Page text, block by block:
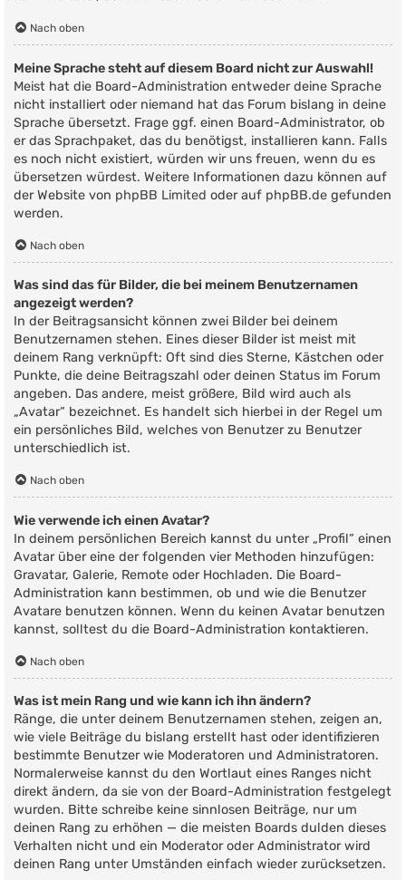
Nach oben
Meine Sprache steht auf diesem Board nicht zur Auswahl!
Meist hat die Board-Administration entweder deine Sprache
nicht installiert oder niemand hat das Forum bislang in deine
Sprache übersetzt. Frage ggf. einen Board-Administrator, ob
er das Sprachpaket, das du benötigst, installieren kann. Falls
es noch nicht existiert, würden wir uns freuen, wenn du es
übersetzen würdest. Weitere Informationen dazu können auf
der Website von phpBB Limited oder auf phpBB.de gefunden
werden.
Nach oben
Was sind das für Bilder, die bei meinem Benutzernamen
angezeigt werden?
In der Beitragsansicht können zwei Bilder bei deinem
Benutzernamen stehen. Eines dieser Bilder ist meist mit
deinem Rang verknüpft: Oft sind dies Sterne, Kästchen oder
Punkte, die deine Beitragszahl oder deinen Status im Forum
angeben. Das andere, meist größere, Bild wird auch als
„Avatar“ bezeichnet. Es handelt sich hierbei in der Regel um
ein persönliches Bild, welches von Benutzer zu Benutzer
unterschiedlich ist.
Nach oben
Wie verwende ich einen Avatar?
In deinem persönlichen Bereich kannst du unter „Profil“ einen
Avatar über eine der folgenden vier Methoden hinzufügen:
Gravatar, Galerie, Remote oder Hochladen. Die Board-
Administration kann bestimmen, ob und wie die Benutzer
Avatare benutzen können. Wenn du keinen Avatar benutzen
kannst, solltest du die Board-Administration kontaktieren.
Nach oben
Was ist mein Rang und wie kann ich ihn ändern?
Ränge, die unter deinem Benutzernamen stehen, zeigen an,
wie viele Beiträge du bislang erstellt hast oder identifizieren
bestimmte Benutzer wie Moderatoren und Administratoren.
Normalerweise kannst du den Wortlaut eines Ranges nicht
direkt ändern, da sie von der Board-Administration festgelegt
wurden. Bitte schreibe keine sinnlosen Beiträge, nur um
deinen Rang zu erhöhen — die meisten Boards dulden dieses
Verhalten nicht und ein Moderator oder Administrator wird
deinen Rang unter Umständen einfach wieder zurücksetzen.